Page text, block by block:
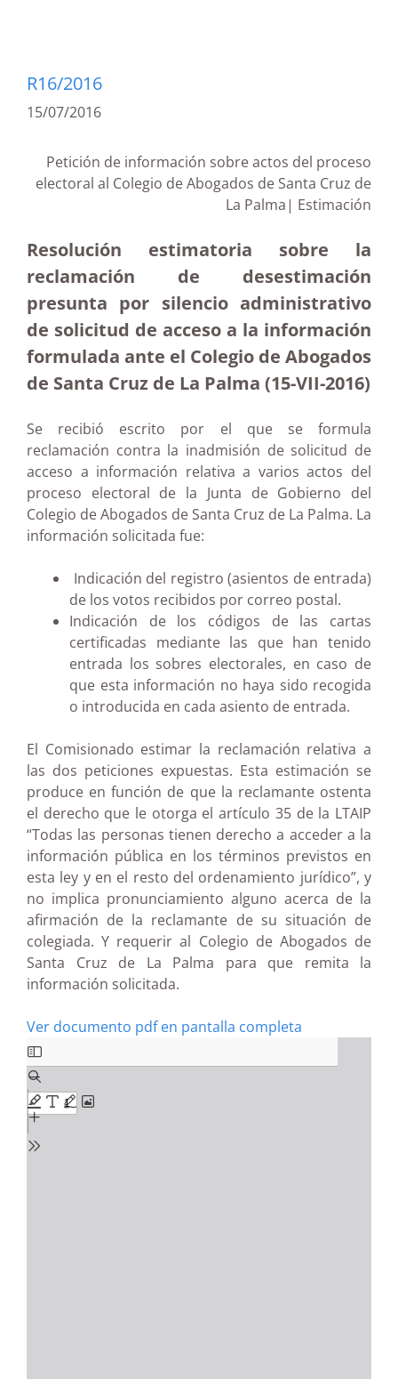
R16/2016
15/07/2016
Petición de información sobre actos del proceso
electoral al Colegio de Abogados de Santa Cruz de
La Palma| Estimación
Resolución estimatoria sobre la
reclamación de desestimación
presunta por silencio administrativo
de solicitud de acceso a la información
formulada ante el Colegio de Abogados
de Santa Cruz de La Palma (15-VII-2016)
Se recibió escrito por el que se formula
reclamación contra la inadmisión de solicitud de
acceso a información relativa a varios actos del
proceso electoral de la Junta de Gobierno del
Colegio de Abogados de Santa Cruz de La Palma. La
información solicitada fue:
Indicación del registro (asientos de entrada)
de los votos recibidos por correo postal.
Indicación de los códigos de las cartas
certificadas mediante las que han tenido
entrada los sobres electorales, en caso de
que esta información no haya sido recogida
o introducida en cada asiento de entrada.
El Comisionado estimar la reclamación relativa a
las dos peticiones expuestas. Esta estimación se
produce en función de que la reclamante ostenta
el derecho que le otorga el artículo 35 de la LTAIP
“Todas las personas tienen derecho a acceder a la
información pública en los términos previstos en
esta ley y en el resto del ordenamiento jurídico”, y
no implica pronunciamiento alguno acerca de la
afirmación de la reclamante de su situación de
colegiada. Y requerir al Colegio de Abogados de
Santa Cruz de La Palma para que remita la
información solicitada.
Ver documento pdf en pantalla completa